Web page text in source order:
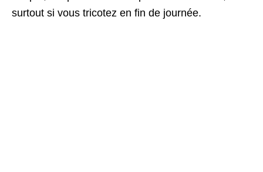
surtout si vous tricotez en fin de journée.